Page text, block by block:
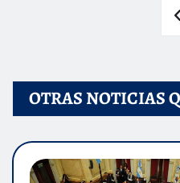
entradas
OTRAS NOTICIAS